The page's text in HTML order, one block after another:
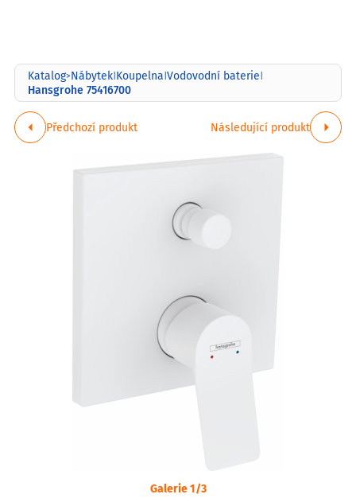
Katalog>Nábytek|Koupelna|Vodovodní baterie|
Hansgrohe 75416700
Předchozí produkt Následující produkt
Galerie 1/3